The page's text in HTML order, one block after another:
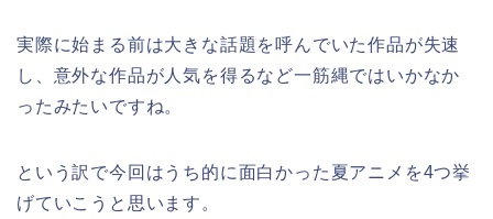
実際に始まる前は大きな話題を呼んでいた作品が失速
し、意外な作品が人気を得るなど一筋縄ではいかなか
ったみたいですね。
という訳で今回はうち的に面白かった夏アニメを4つ挙
げていこうと思います。